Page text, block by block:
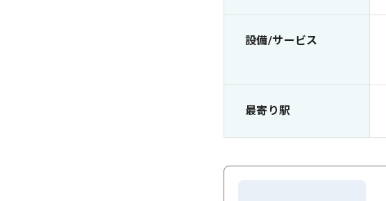
設備/サービス
最寄り駅